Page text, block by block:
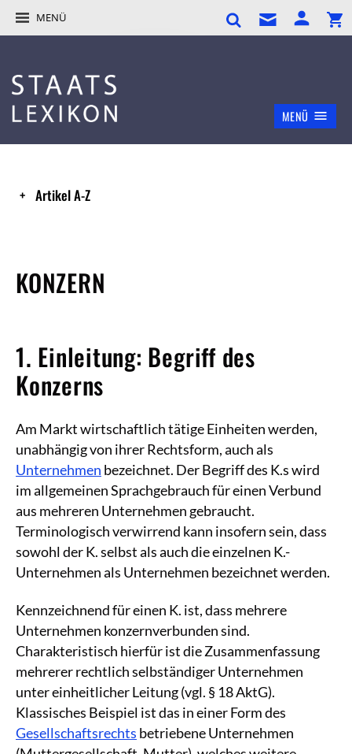
MENÜ
MENÜ
Artikel A-Z
KONZERN
1. Einleitung: Begriff des
Konzerns
Am Markt wirtschaftlich tätige Einheiten werden,
unabhängig von ihrer Rechtsform, auch als
Unternehmen bezeichnet. Der Begriff des K.s wird
im allgemeinen Sprachgebrauch für einen Verbund
aus mehreren Unternehmen gebraucht.
Terminologisch verwirrend kann insofern sein, dass
sowohl der K. selbst als auch die einzelnen K.-
Unternehmen als Unternehmen bezeichnet werden.
Kennzeichnend für einen K. ist, dass mehrere
Unternehmen konzernverbunden sind.
Charakteristisch hierfür ist die Zusammenfassung
mehrerer rechtlich selbständiger Unternehmen
unter einheitlicher Leitung (vgl. § 18 AktG).
Klassisches Beispiel ist das in einer Form des
Gesellschaftsrechts betriebene Unternehmen